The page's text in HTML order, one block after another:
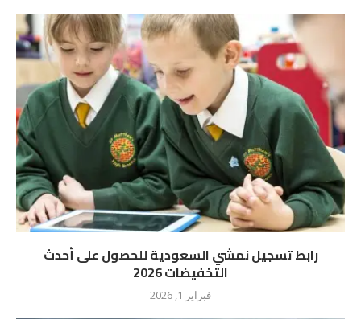
رابط تسجيل نمشي السعودية للحصول على أحدث
التخفيضات 2026
فبراير 1, 2026